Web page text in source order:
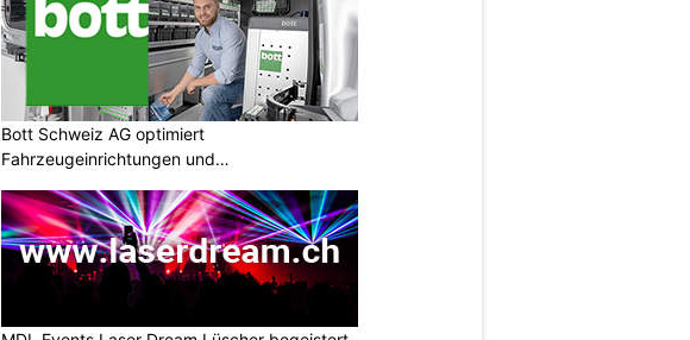
Bott Schweiz AG optimiert
Fahrzeugeinrichtungen und